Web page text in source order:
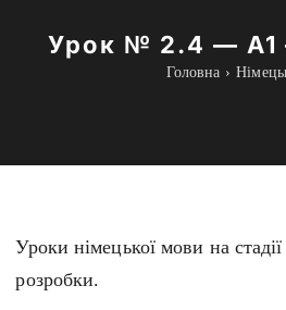
Все для навчання
Урок № 2.4 — A1
Головна
Уроки німецької мови на стадії
розробки.